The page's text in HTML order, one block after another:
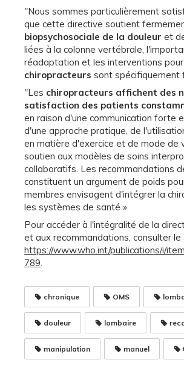
"Nous sommes particulièrement
que cette directive soutient
biopsychosociale de la douleur et
liées à la colonne vertébrale,
réadaptation et les interventions
chiropracteurs sont spécifiquement
"Les chiropracteurs affichent des
satisfaction des patients
en raison d'une communication forte
d'une approche pratique, de
en matière d'exercice et de mode de
soutien aux modèles de soins
collaboratifs. Les recommandations
constituent un argument de poids
membres envisagent d'intégrer la
les systèmes de santé ».
Pour accéder à l'intégralité de la
et aux recommandations, consulter le
https://www.who.int/publications/i/
789
chronique OMS
douleur lombaire
manipulation manuel